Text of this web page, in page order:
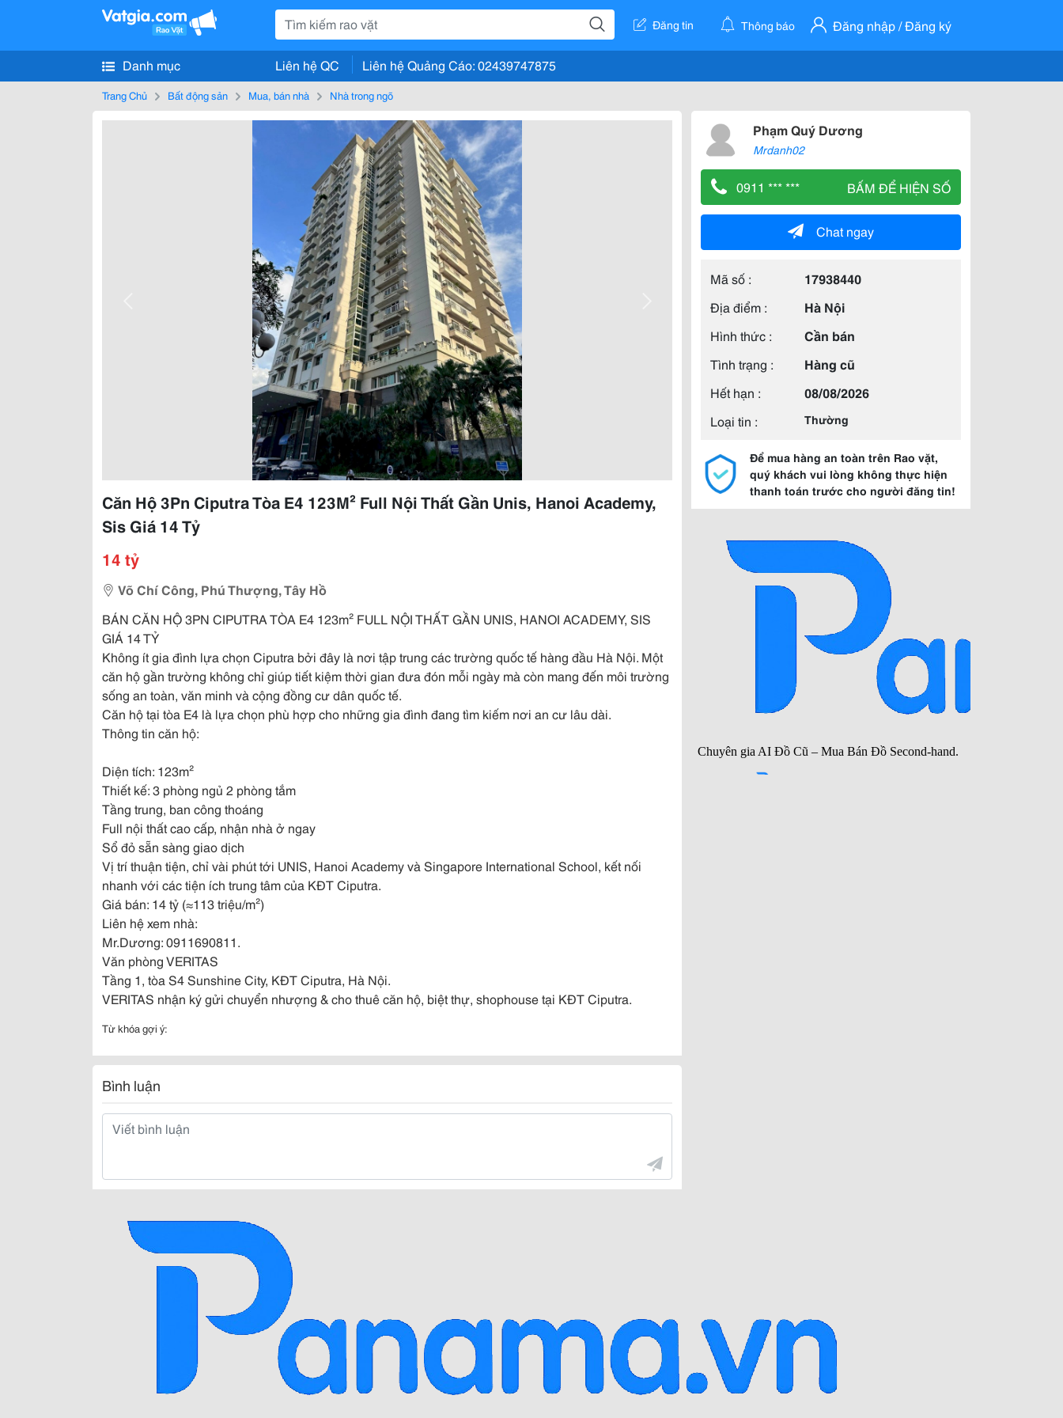
Đăng tin Thông báo Đăng nhập / Đăng ký
Danh mục Liên hệ QC Liên hệ Quảng Cáo: 02439747875
Trang Chủ Bất động sản Mua, bán nhà Nhà trong ngõ
Căn Hộ 3Pn Ciputra Tòa E4 123M² Full Nội Thất Gần Unis, Hanoi Academy,
Sis Giá 14 Tỷ
14 tỷ
Võ Chí Công, Phú Thượng, Tây Hồ
BÁN CĂN HỘ 3PN CIPUTRA TÒA E4 123m² FULL NỘI THẤT GẦN UNIS, HANOI ACADEMY, SIS
GIÁ 14 TỶ
Không ít gia đình lựa chọn Ciputra bởi đây là nơi tập trung các trường quốc tế hàng đầu Hà Nội. Một
căn hộ gần trường không chỉ giúp tiết kiệm thời gian đưa đón mỗi ngày mà còn mang đến môi trường
sống an toàn, văn minh và cộng đồng cư dân quốc tế.
Căn hộ tại tòa E4 là lựa chọn phù hợp cho những gia đình đang tìm kiếm nơi an cư lâu dài.
Thông tin căn hộ:
Diện tích: 123m²
Thiết kế: 3 phòng ngủ 2 phòng tắm
Tầng trung, ban công thoáng
Full nội thất cao cấp, nhận nhà ở ngay
Sổ đỏ sẵn sàng giao dịch
Vị trí thuận tiện, chỉ vài phút tới UNIS, Hanoi Academy và Singapore International School, kết nối
nhanh với các tiện ích trung tâm của KĐT Ciputra.
Giá bán: 14 tỷ (≈113 triệu/m²)
Liên hệ xem nhà:
Mr.Dương: 0911690811.
Văn phòng VERITAS
Tầng 1, tòa S4 Sunshine City, KĐT Ciputra, Hà Nội.
VERITAS nhận ký gửi chuyển nhượng & cho thuê căn hộ, biệt thự, shophouse tại KĐT Ciputra.
Từ khóa gợi ý:
Bình luận
Phạm Quý Dương
Mrdanh02
0911 *** *** BẤM ĐỂ HIỆN SỐ
Chat ngay
Mã số :
17938440
Địa điểm :
Hà Nội
Hình thức :
Cần bán
Tình trạng :
Hàng cũ
Hết hạn :
08/08/2026
Loại tin :
Thường
Để mua hàng an toàn trên Rao vặt,
quý khách vui lòng không thực hiện
thanh toán trước cho người đăng tin!